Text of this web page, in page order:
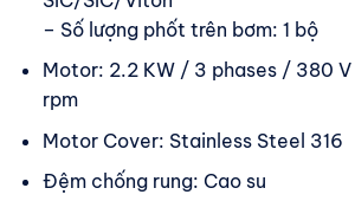
– Số lượng phốt trên bơm: 1 bộ
Motor: 2.2 KW / 3 phases / 380
rpm
Motor Cover: Stainless Steel 316
Đệm chống rung: Cao su